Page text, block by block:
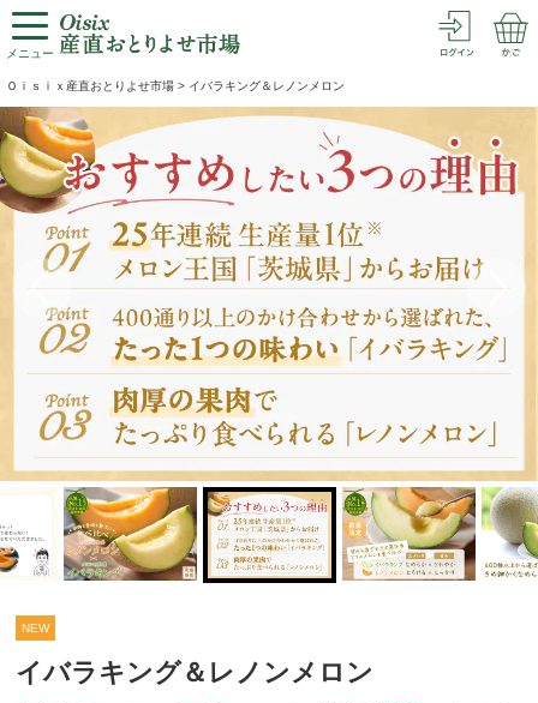
メニュー
Ｏｉｓｉｘ産直おとりよせ市場 > イバラキング＆レノンメロン
NEW
イバラキング＆レノンメロン